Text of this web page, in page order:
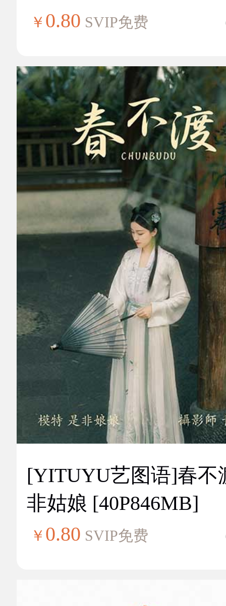
￥ 0.80 SVIP免费
[YITUYU艺图语]春不
非姑娘 [40P846MB]
￥ 0.80 SVIP免费